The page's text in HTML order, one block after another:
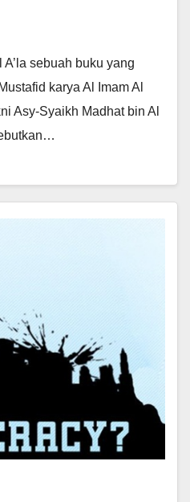
A’la sebuah buku yang
karya Al Imam Al
Asy-Syaikh Madhat bin Al